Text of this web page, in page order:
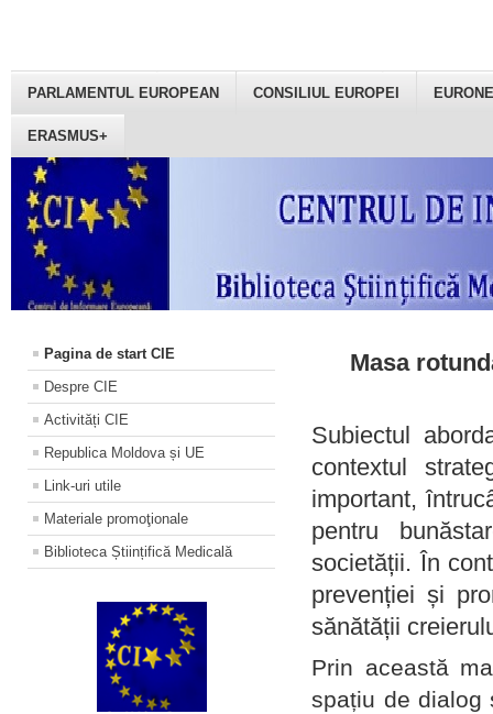
PARLAMENTUL EUROPEAN CONSILIUL EUROPEI
ERASMUS+
Pagina de start CIE
Despre CIE
Activități CIE
Republica Moldova și UE
Link-uri utile
Materiale promoţionale
Biblioteca Științifică Medicală
Masa
Subiectul
contextul
important,
pentru
societății. În
prevenției și
sănătății
Prin această
spațiu de dialog